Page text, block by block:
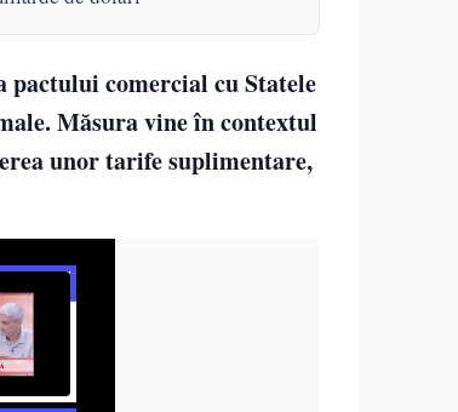
comercial cu Statele
Măsura vine în contextul
unor tarife suplimentare,